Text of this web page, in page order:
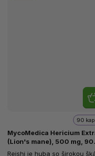
MycoMedica Hericium
(Lion's mane), 500 mg, 90
rastlinných kapsúl
90
Reishi je huba so širokou